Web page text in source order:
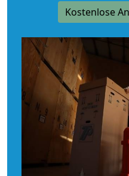
Kostenlose